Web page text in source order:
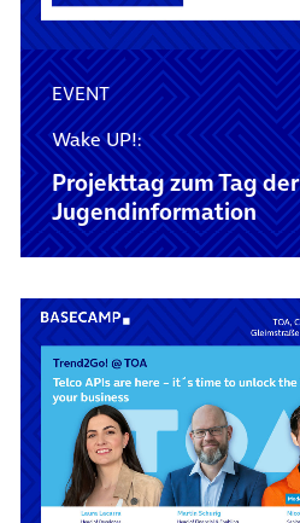
EVENT
Wake UP!:
Projekttag zum Tag der
Jugendinformation